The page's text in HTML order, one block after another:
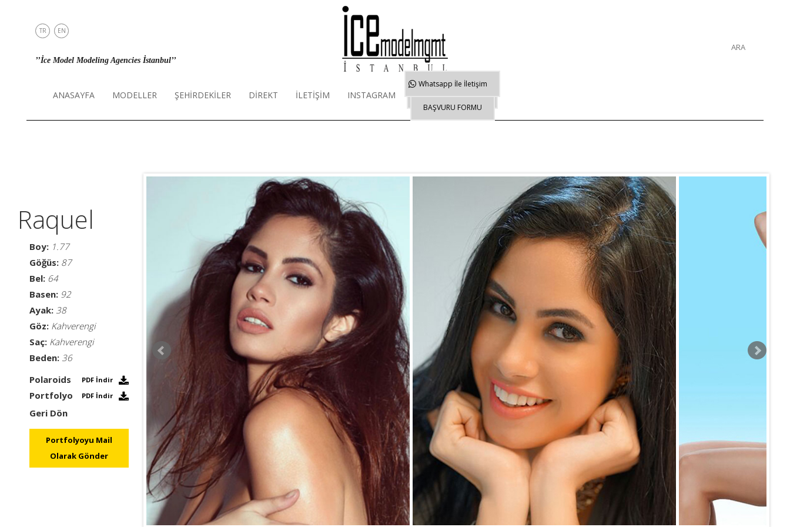
MODELLER
TR EN
’’İce Model Modeling Agencies İstanbul’’
ANASAYFA MODELLER ŞEHİRDEKİLER DİREKT İLETİŞİM INSTAGRAM
Whatsapp İle İletişim
BAŞVURU FORMU
Raquel
Boy: 1.77
Göğüs: 87
Bel: 64
Basen: 92
Ayak: 38
Göz: Kahverengi
Saç: Kahverengi
Beden: 36
Polaroids
PDF İndir
Portfolyo PDF İndir
Geri Dön
Portfolyoyu Mail
Olarak Gönder